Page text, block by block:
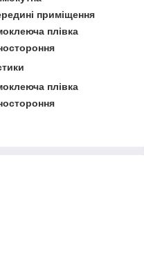
приміщення
плівка
плівка